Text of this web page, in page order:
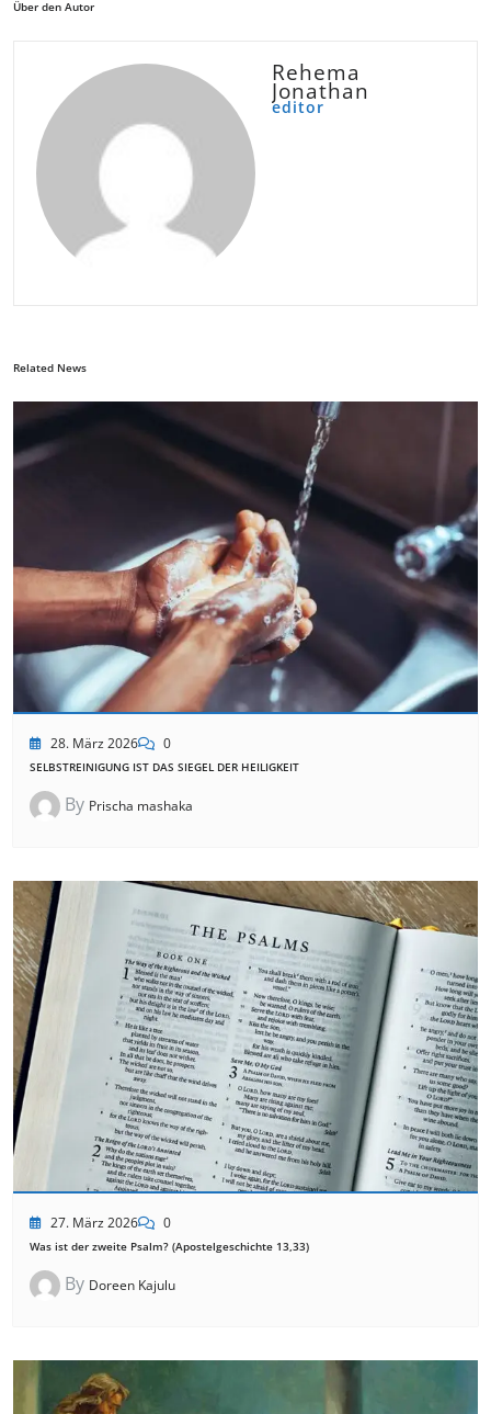
Über den Autor
Rehema
Jonathan
editor
Related News
28. März 2026 0
SELBSTREINIGUNG IST DAS SIEGEL DER HEILIGKEIT
By Prischa mashaka
27. März 2026 0
Was ist der zweite Psalm? (Apostelgeschichte 13,33)
By Doreen Kajulu